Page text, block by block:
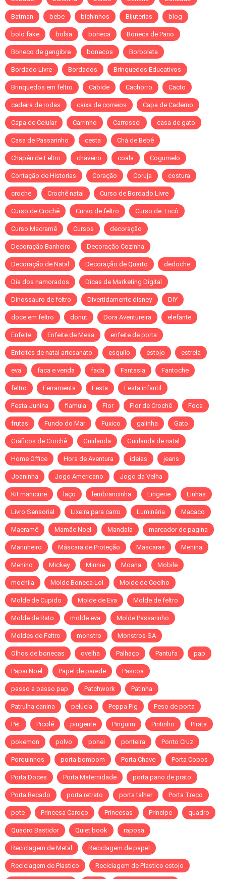
Batman bebe bichinhos Bijuterias blog
bolo fake bolsa boneca Boneca de Pano
Boneco de gengibre bonecos Borboleta
Bordado Livre Bordados Brinquedos Educativos
Brinquedos em feltro Cabide Cachorro Cacto
cadeira de rodas caixa de correios Capa de Caderno
Capa de Celular Carrinho Carrossel casa de gato
Casa de Passarinho cesta Chá de Bebê
Chapéu de Feltro chaveiro coala Cogumelo
Contação de Historias Coração Coruja costura
croche Crochê natal Curso de Bordado Livre
Curso de Crochê Curso de feltro Curso de Tricô
Curso Macramê Cursos decoração
Decoração Banheiro Decoração Cozinha
Decoração de Natal Decoração de Quarto dedoche
Dia dos namorados Dicas de Marketing Digital
Dinossauro de feltro Divertidamente disney DIY
doce em feltro donut Dora Aventureira elefante
Enfeite Enfeite de Mesa enfeite de porta
Enfeites de natal artesanato esquilo estojo estrela
eva faca e venda fada Fantasia Fantoche
feltro Ferramenta Festa Festa infantil
Festa Junina flamula Flor Flor de Crochê Foca
frutas Fundo do Mar Fuxico galinha Gato
Gráficos de Crochê Guirlanda Guirlanda de natal
Home Office Hora de Aventura ideias jeans
Joaninha Jogo Americano Jogo da Velha
Kit manicure laço lembrancinha Lingerie Linhas
Livro Sensorial Lixeira para carro Luminária Macaco
Macramê Mamãe Noel Mandala marcador de pagina
Marinheiro Máscara de Proteção Mascaras Menina
Menino Mickey Minnie Moana Mobile
mochila Molde Boneca Lol Molde de Coelho
Molde de Cupido Molde de Eva Molde de feltro
Molde de Rato molde eva Molde Passarinho
Moldes de Feltro monstro Monstros SA
Olhos de bonecas ovelha Palhaço Pantufa pap
Papai Noel Papel de parede Pascoa
passo a passo pap Patchwork Patinha
Patrulha canina pelúcia Peppa Pig Peso de porta
Pet Picolé pingente Pinguim Pintinho Pirata
pokemon polvo ponei ponteira Ponto Cruz
Porquinhos porta bombom Porta Chave Porta Copos
Porta Doces Porta Maternidade porta pano de prato
Porta Recado porta retrato porta talher Porta Treco
pote Princesa Caroço Princesas Príncipe quadro
Quadro Bastidor Quiet book raposa
Reciclagem de Metal Reciclagem de papel
Reciclagem de Plastico Reciclagem de Plastico estojo